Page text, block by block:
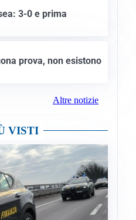
3-0 e prima
prova, non esistono
Altre notizie
VISTI